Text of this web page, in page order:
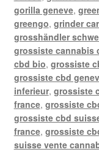
gorilla geneve,
greengo, grinder
grosshändler
grossiste cannabis
cbd bio, grossiste
grossiste cbd
inferieur, grossiste
france, grossiste
grossiste cbd
france, grossiste
suisse vente